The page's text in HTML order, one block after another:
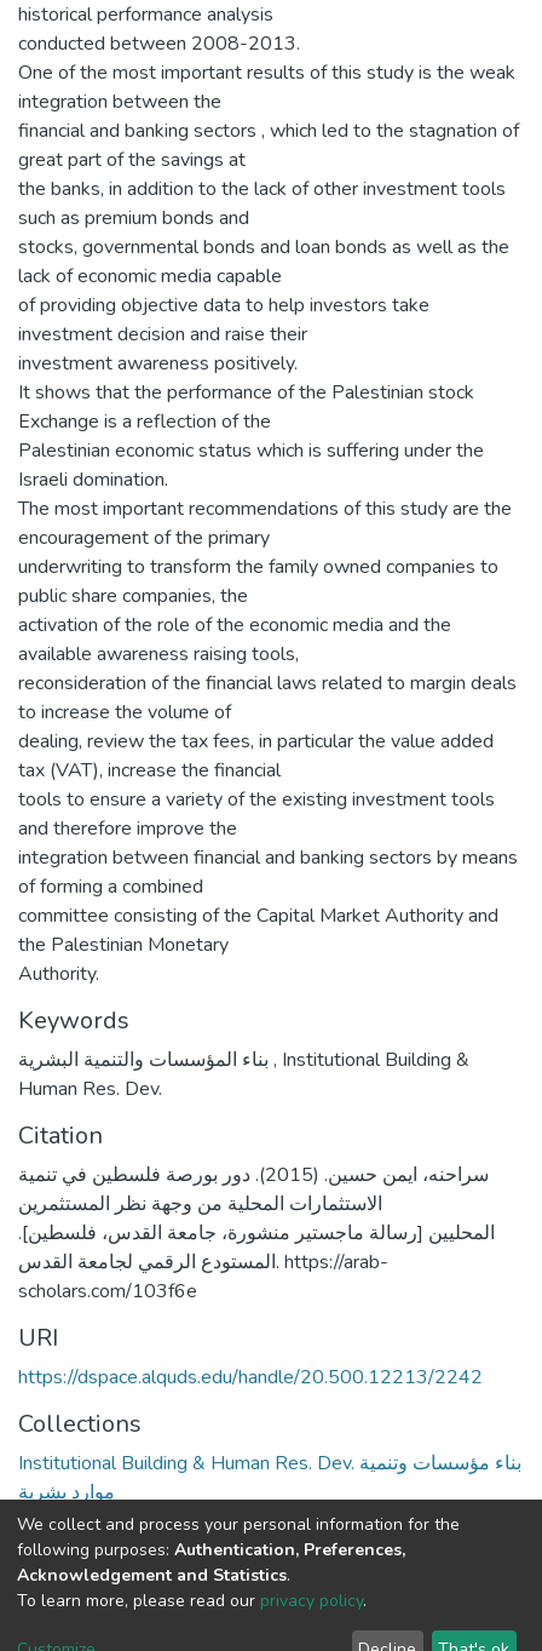
historical performance analysis
conducted between 2008-2013.
One of the most important results of this study is the weak
integration between the
financial and banking sectors , which led to the stagnation of
great part of the savings at
the banks, in addition to the lack of other investment tools
such as premium bonds and
stocks, governmental bonds and loan bonds as well as the
lack of economic media capable
of providing objective data to help investors take
investment decision and raise their
investment awareness positively.
It shows that the performance of the Palestinian stock
Exchange is a reflection of the
Palestinian economic status which is suffering under the
Israeli domination.
The most important recommendations of this study are the
encouragement of the primary
underwriting to transform the family owned companies to
public share companies, the
activation of the role of the economic media and the
available awareness raising tools,
reconsideration of the financial laws related to margin deals
to increase the volume of
dealing, review the tax fees, in particular the value added
tax (VAT), increase the financial
tools to ensure a variety of the existing investment tools
and therefore improve the
integration between financial and banking sectors by means
of forming a combined
committee consisting of the Capital Market Authority and
the Palestinian Monetary
Authority.
Keywords
, Institutional Building &
Human Res. Dev.
Citation
سراحنه، ايمن حسين. (2015). دور بورصة فلسطين في تنمية
الاستثمارات المحلية من وجهة نظر المستثمرين
المحليين [رسالة ماجستير منشورة، جامعة القدس، فلسطين].
المستودع الرقمي لجامعة القدس. https://arab-
scholars.com/103f6e
URI
https://dspace.alquds.edu/handle/20.500.12213/2242
Collections
Institutional Building & Human Res. Dev. بناء مؤسسات وتنمية
موارد بشرية
Full item page
Cookie End User Send
We collect and process your personal information for the
following purposes: Authentication, Preferences,
Acknowledgement and Statistics.
To learn more, please read our privacy policy.